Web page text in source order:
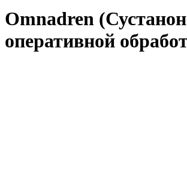
Omnadren
оперативной